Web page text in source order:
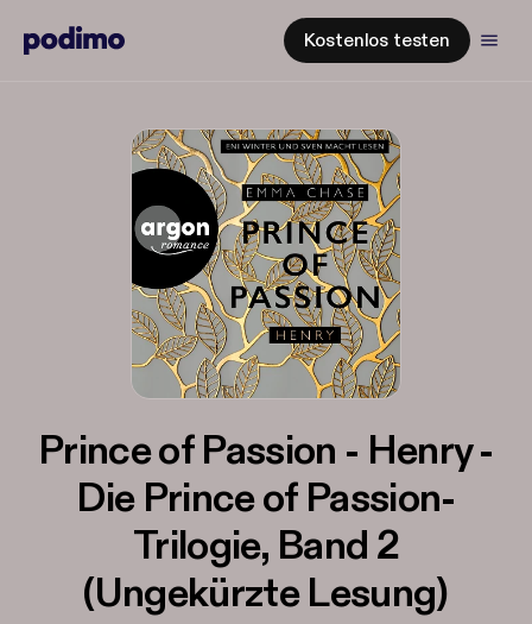
Kostenlos testen
Prince of Passion - Henry -
Die Prince of Passion-
Trilogie, Band 2
(Ungekürzte Lesung)